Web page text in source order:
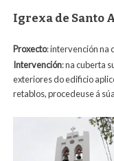
Igrexa de Santo
Proxecto: intervención na
Intervención:na cuberta
exteriores do edificio
retablos, procedeuse á